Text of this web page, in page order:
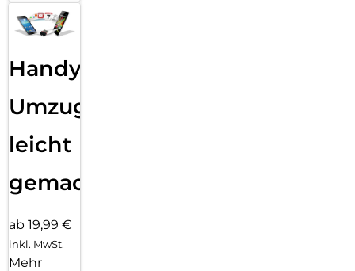
Handy
Umzug
leicht
gemacht!
ab 19,99 €
inkl. MwSt.
Mehr